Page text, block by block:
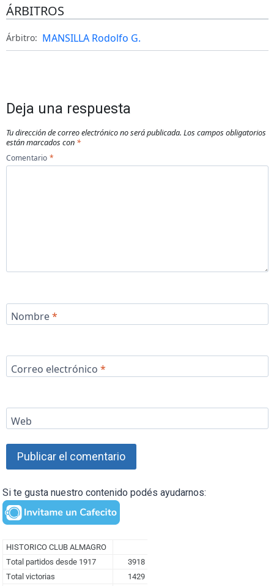
ÁRBITROS
Árbitro: MANSILLA Rodolfo G.
Deja una respuesta
Tu dirección de correo electrónico no será publicada. Los campos obligatorios
están marcados con *
Comentario *
Nombre*
Correo electrónico *
Web
Si te gusta nuestro contenido podés ayudarnos: